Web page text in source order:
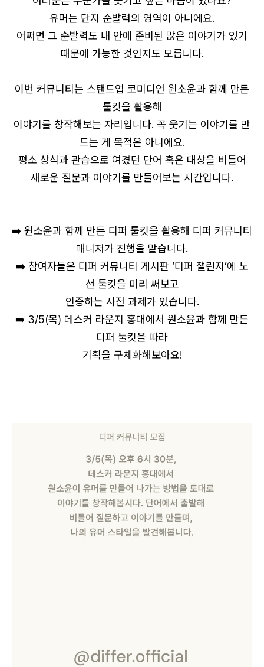
유머는 단지 순발력의 영역이 아니에요.
어쩌면 그 순발력도 내 안에 준비된 많은 이야기가 있기
때문에 가능한 것인지도 모릅니다.
이번 커뮤니티는 스탠드업 코미디언 원소윤과 함께 만든
툴킷을 활용해
이야기를 창작해보는 자리입니다. 꼭 웃기는 이야기를 만
드는 게 목적은 아니에요.
평소 상식과 관습으로 여겼던 단어 혹은 대상을 비틀어
새로운 질문과 이야기를 만들어보는 시간입니다.
➡️ 원소윤과 함께 만든 디퍼 툴킷을 활용해 디퍼 커뮤니티
매니저가 진행을 맡습니다.
➡️ 참여자들은 디퍼 커뮤니티 게시판 ‘디퍼 챌린지’에 노
션 툴킷을 미리 써보고
인증하는 사전 과제가 있습니다.
➡️ 3/5(목) 데스커 라운지 홍대에서 원소윤과 함께 만든
디퍼 툴킷을 따라
기획을 구체화해보아요!